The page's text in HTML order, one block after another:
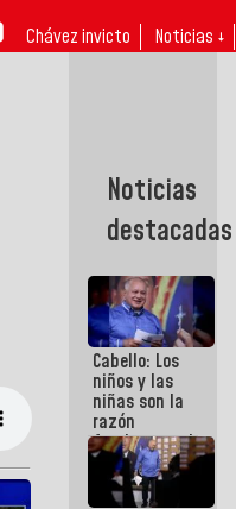
Chávez invicto Noticias ↓
Noticias
destacadas
Cabello: Los
niños y las
niñas son la
razón
fundamental
de todo lo
que
estamos